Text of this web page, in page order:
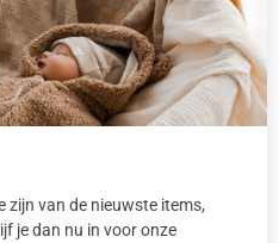
zijn van de nieuwste items,
je dan nu in voor onze